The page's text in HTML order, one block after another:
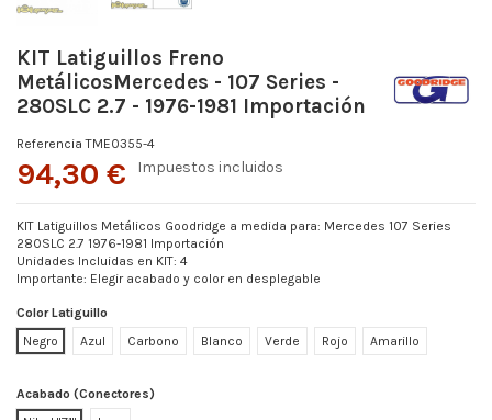
KIT Latiguillos Freno
MetálicosMercedes - 107 Series -
280SLC 2.7 - 1976-1981 Importación
Referencia TME0355-4
94,30 € Impuestos incluidos
KIT Latiguillos Metálicos Goodridge a medida para: Mercedes 107 Series
280SLC 2.7 1976-1981 Importación
Unidades Incluidas en KIT: 4
Importante: Elegir acabado y color en desplegable
Color Latiguillo
Negro
Azul Carbono Blanco Verde Rojo Amarillo
Acabado (Conectores)